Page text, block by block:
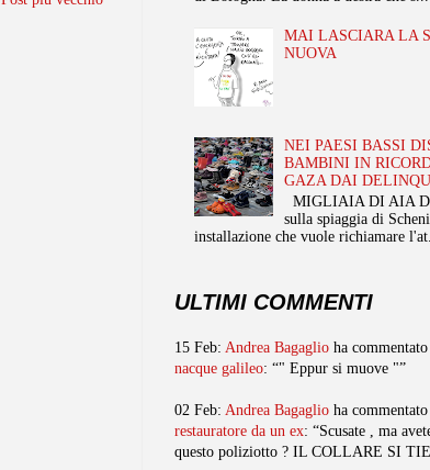
MAI LASCIARA LA
NUOVA
NEI PAESI BASSI
BAMBINI IN
GAZA DAI
MIGLIAIA DI AIA DI
sulla spiaggia di
installazione che vuole richiamare
ULTIMI COMMENTI
15 Feb: Andrea Bagaglio ha
nacque galileo: “" Eppur si muove "”
02 Feb: Andrea Bagaglio ha
restauratore da un ex: “Scusate , ma
questo poliziotto ? IL COLLARE SI